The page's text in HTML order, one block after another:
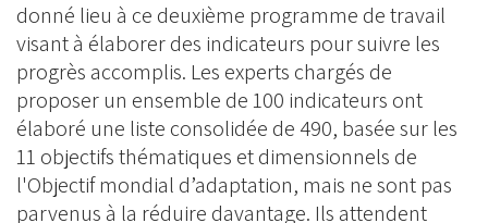
donné lieu à ce deuxième programme de travail
visant à élaborer des indicateurs pour suivre les
progrès accomplis. Les experts chargés de
proposer un ensemble de 100 indicateurs ont
élaboré une liste consolidée de 490, basée sur les
11 objectifs thématiques et dimensionnels de
l'Objectif mondial d’adaptation, mais ne sont pas
parvenus à la réduire davantage. Ils attendent